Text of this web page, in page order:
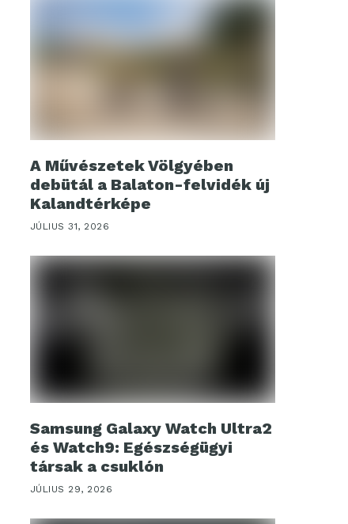
A Művészetek Völgyében
debütál a Balaton-felvidék új
Kalandtérképe
JÚLIUS 31, 2026
Samsung Galaxy Watch Ultra2
és Watch9: Egészségügyi
társak a csuklón
JÚLIUS 29, 2026